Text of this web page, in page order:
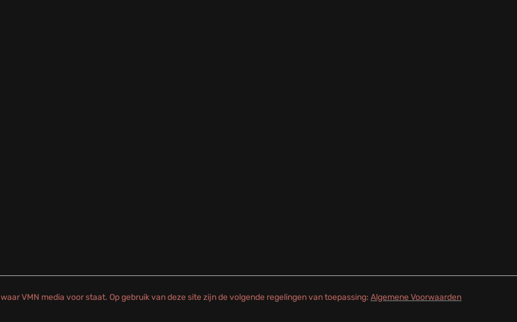
waar VMN media voor staat. Op gebruik van deze site zijn de volgende regelingen van toepassing: Algemene Voorwaarden